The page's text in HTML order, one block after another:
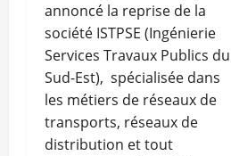
annoncé la reprise de la
société ISTPSE (Ingénierie
Services Travaux Publics du
Sud-Est), spécialisée dans
les métiers de réseaux de
transports, réseaux de
distribution et tout